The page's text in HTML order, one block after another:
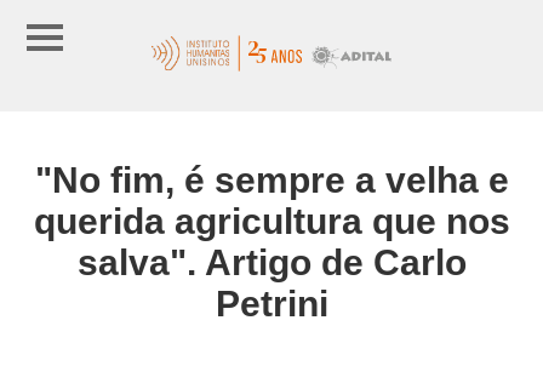
"No fim, é sempre a velha e
querida agricultura que nos
salva". Artigo de Carlo
Petrini